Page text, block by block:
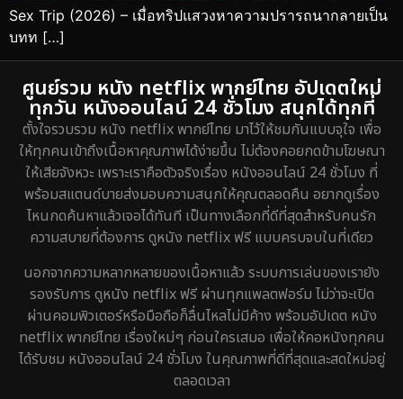
Sex Trip (2026) – เมื่อทริปแสวงหาความปรารถนากลายเป็น
บทท […]
ศูนย์รวม หนัง netflix พากย์ไทย อัปเดตใหม่
ทุกวัน หนังออนไลน์ 24 ชั่วโมง สนุกได้ทุกที่
ตั้งใจรวบรวม หนัง netflix พากย์ไทย มาไว้ให้ชมกันแบบจุใจ เพื่อ
ให้ทุกคนเข้าถึงเนื้อหาคุณภาพได้ง่ายขึ้น ไม่ต้องคอยกดข้ามโฆษณา
ให้เสียจังหวะ เพราะเราคือตัวจริงเรื่อง หนังออนไลน์ 24 ชั่วโมง ที่
พร้อมสแตนด์บายส่งมอบความสนุกให้คุณตลอดคืน อยากดูเรื่อง
ไหนกดค้นหาแล้วเจอได้ทันที เป็นทางเลือกที่ดีที่สุดสำหรับคนรัก
ความสบายที่ต้องการ ดูหนัง netflix ฟรี แบบครบจบในที่เดียว
นอกจากความหลากหลายของเนื้อหาแล้ว ระบบการเล่นของเรายัง
รองรับการ ดูหนัง netflix ฟรี ผ่านทุกแพลตฟอร์ม ไม่ว่าจะเปิด
ผ่านคอมพิวเตอร์หรือมือถือก็ลื่นไหลไม่มีค้าง พร้อมอัปเดต หนัง
netflix พากย์ไทย เรื่องใหม่ๆ ก่อนใครเสมอ เพื่อให้คอหนังทุกคน
ได้รับชม หนังออนไลน์ 24 ชั่วโมง ในคุณภาพที่ดีที่สุดและสดใหม่อยู่
ตลอดเวลา